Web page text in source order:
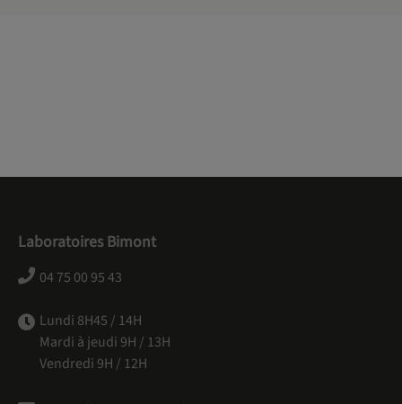
Laboratoires Bimont
04 75 00 95 43
Lundi 8H45 / 14H
Mardi à jeudi 9H / 13H
Vendredi 9H / 12H